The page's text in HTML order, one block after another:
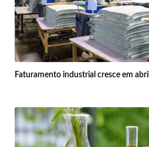
Faturamento industrial cresce em abril